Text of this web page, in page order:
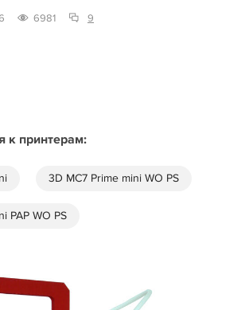
6981 9
к принтерам:
3D MC7 Prime mini WO PS
PAP WO PS